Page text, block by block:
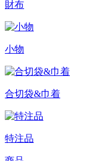
財布
小物
合切袋&巾着
特注品